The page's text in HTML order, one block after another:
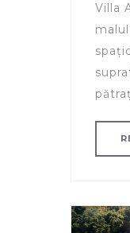
Villa